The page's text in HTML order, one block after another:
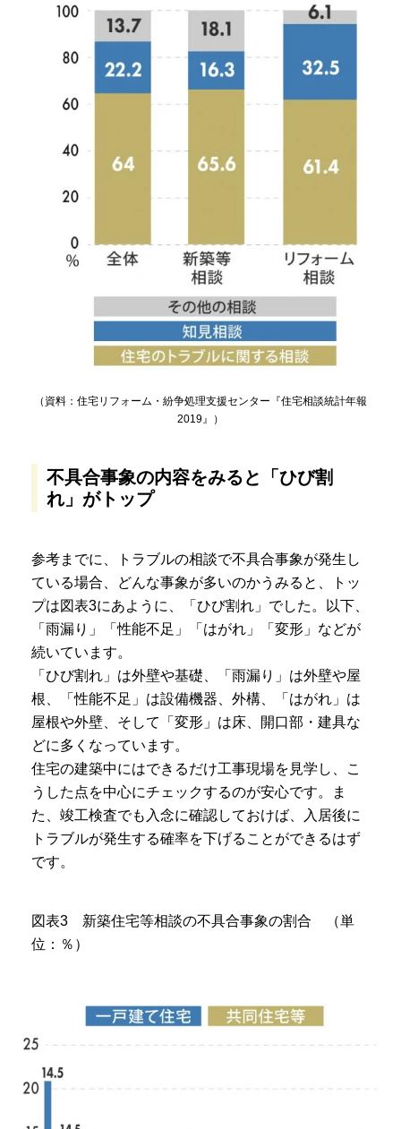
（資料：住宅リフォーム・紛争処理支援センター『住宅相談統計年報
2019』）
不具合事象の内容をみると「ひび割
れ」がトップ
参考までに、トラブルの相談で不具合事象が発生し
ている場合、どんな事象が多いのかうみると、トッ
プは図表3にあように、「ひび割れ」でした。以下、
「雨漏り」「性能不足」「はがれ」「変形」などが
続いています。
「ひび割れ」は外壁や基礎、「雨漏り」は外壁や屋
根、「性能不足」は設備機器、外構、「はがれ」は
屋根や外壁、そして「変形」は床、開口部・建具な
どに多くなっています。
住宅の建築中にはできるだけ工事現場を見学し、こ
うした点を中心にチェックするのが安心です。ま
た、竣工検査でも入念に確認しておけば、入居後に
トラブルが発生する確率を下げることができるはず
です。
図表3 新築住宅等相談の不具合事象の割合 （単
位：％）